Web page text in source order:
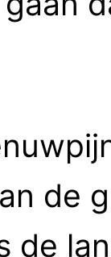
de
de